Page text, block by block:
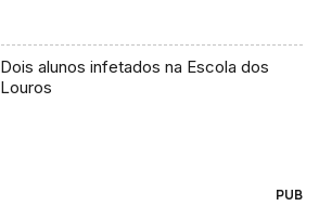
Dois alunos infetados na Escola dos
Louros
PUB